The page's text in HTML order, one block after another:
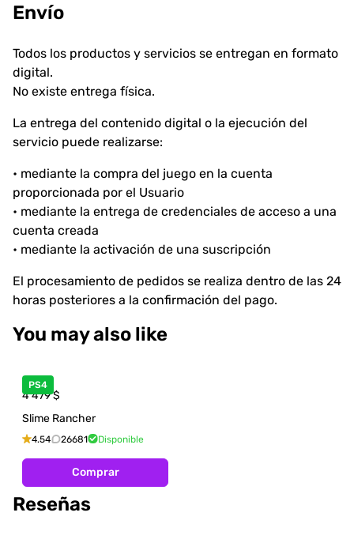
Envío
Todos los productos y servicios se entregan en formato
digital.
No existe entrega física.
La entrega del contenido digital o la ejecución del
servicio puede realizarse:
• mediante la compra del juego en la cuenta
proporcionada por el Usuario
• mediante la entrega de credenciales de acceso a una
cuenta creada
• mediante la activación de una suscripción
El procesamiento de pedidos se realiza dentro de las 24
horas posteriores a la confirmación del pago.
You may also like
PS4
4 479$
Slime Rancher
4.54 26681 Disponible
Comprar
Reseñas